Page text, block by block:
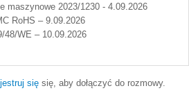
maszynowe 2023/1230 - 4.09.2026
RoHS – 9.09.2026
48/WE – 10.09.2026
się się, aby dołączyć do rozmowy.